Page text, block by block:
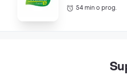
54 min o prog.